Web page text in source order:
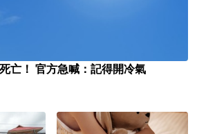
亡！ 官方急喊：記得開冷氣